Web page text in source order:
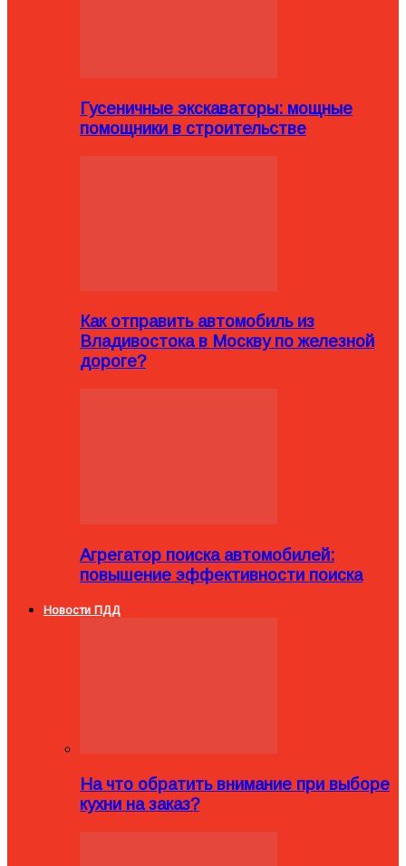
Гусеничные экскаваторы: мощные
помощники в строительстве
Как отправить автомобиль из
Владивостока в Москву по железной
дороге?
Агрегатор поиска автомобилей:
повышение эффективности поиска
Новости ПДД
На что обратить внимание при выборе
кухни на заказ?